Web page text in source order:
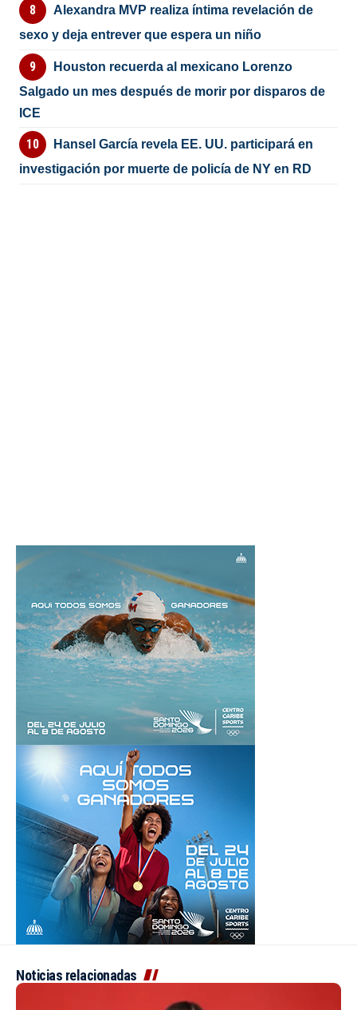
Alexandra MVP realiza íntima revelación de
sexo y deja entrever que espera un niño
Houston recuerda al mexicano Lorenzo
Salgado un mes después de morir por disparos de
ICE
Hansel García revela EE. UU. participará en
investigación por muerte de policía de NY en RD
Noticias relacionadas